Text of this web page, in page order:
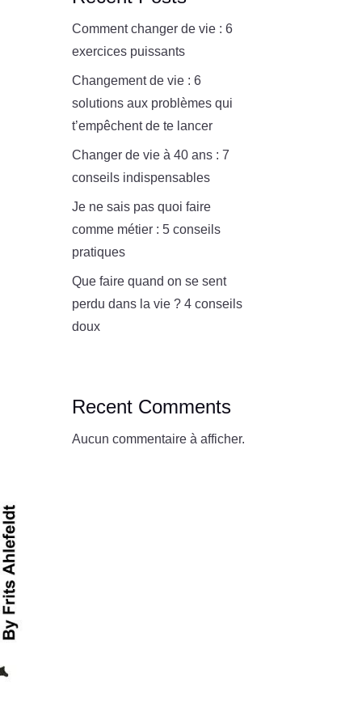
Comment changer de vie : 6
exercices puissants
Changement de vie : 6
solutions aux problèmes qui
t’empêchent de te lancer
Changer de vie à 40 ans : 7
conseils indispensables
Je ne sais pas quoi faire
comme métier : 5 conseils
pratiques
Que faire quand on se sent
perdu dans la vie ? 4 conseils
doux
Recent Comments
Aucun commentaire à afficher.